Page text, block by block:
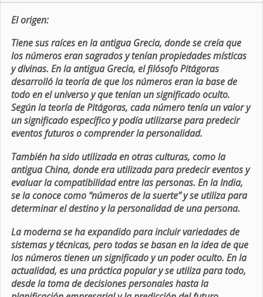
El origen:
Tiene sus raíces en la antigua Grecia, donde se creía que
los números eran sagrados y tenían propiedades místicas
y divinas. En la antigua Grecia, el filósofo Pitágoras
desarrolló la teoría de que los números eran la base de
todo en el universo y que tenían un significado oculto.
Según la teoría de Pitágoras, cada número tenía un valor y
un significado específico y podía utilizarse para predecir
eventos futuros o comprender la personalidad.
También ha sido utilizada en otras culturas, como la
antigua China, donde era utilizada para predecir eventos y
evaluar la compatibilidad entre las personas. En la India,
se la conoce como “números de la suerte” y se utiliza para
determinar el destino y la personalidad de una persona.
La moderna se ha expandido para incluir variedades de
sistemas y técnicas, pero todas se basan en la idea de que
los números tienen un significado y un poder oculto. En la
actualidad, es una práctica popular y se utiliza para todo,
desde la toma de decisiones personales hasta la